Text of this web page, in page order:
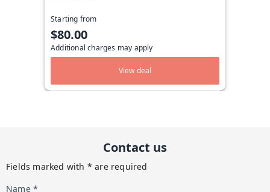
Starting from
$80.00
Additional charges may apply
View deal
Contact us
Fields marked with * are required
Name *